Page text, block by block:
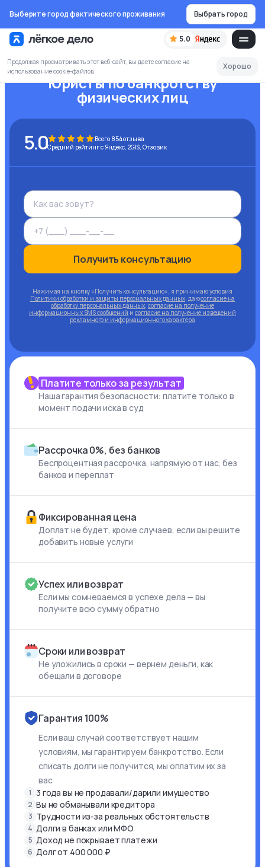
Выберите город фактического проживания Выбрать город
5.0
Продолжая просматривать этот веб-сайт, вы даете согласие на
использование cookie-файлов
Хорошо
Юристы по банкротству
физических лиц
5.0 Всего 854отзыва
Средний рейтинг с Яндекс, 2GIS, Отзовик
Получить консультацию
Нажимая на кнопку «Получить консультацию», я принимаю условия
Политики обработки и защиты персональных данных, даюсогласие на
обработку персональных данных, согласие на получение
информационных SMS сообщений и согласие на получение извещений
рекламного и информационного характера
Гарантия 100%
Если ваш случай соответствует нашим
условиям, мы гарантируем банкротство. Если
списать долги не получится, мы оплатим их за
вас
1 3 года вы не продавали/дарили имущество
2 Вы не обманывали кредитора
3 Трудности из-за реальных обстоятельств
4 Долги в банках или МФО
5 Доход не покрывает платежи
6 Долг от 400 000 ₽
Платите только за результат
Наша гарантия безопасности: платите только в
момент подачи иска в суд
Рассрочка 0%, без банков
Беспроцентная рассрочка, напрямую от нас, без
банков и переплат
Фиксированная цена
Доплат не будет, кроме случаев, если вы решите
добавить новые услуги
Успех или возврат
Если мы сомневаемся в успехе дела — вы
получите всю сумму обратно
Сроки или возврат
Не уложились в сроки — вернем деньги, как
обещали в договоре